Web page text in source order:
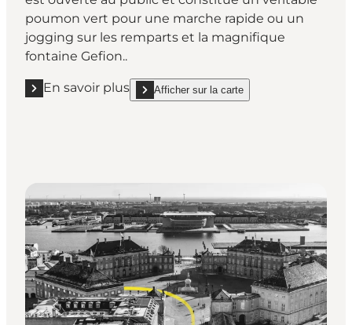
poumon vert pour une marche rapide ou un
jogging sur les remparts et la magnifique
fontaine Gefion..
En savoir plus
En savoir plus "La fontaine Gefion de la Citadelle "
Afficher sur la carte